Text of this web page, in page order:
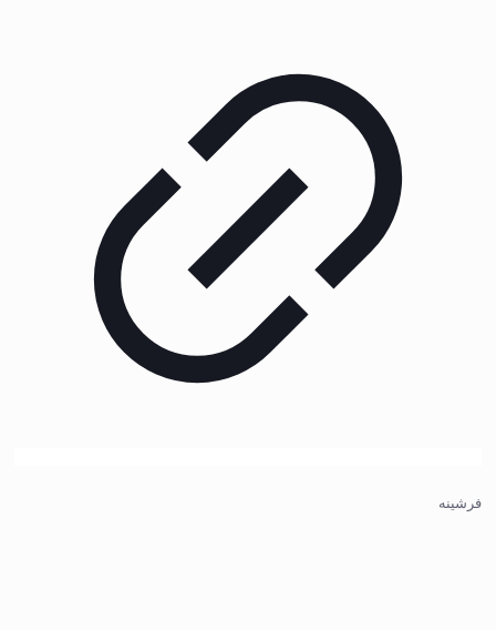
فرشینه